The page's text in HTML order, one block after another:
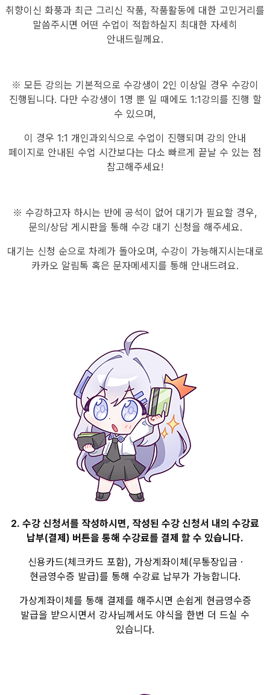
취향이신 화풍과 최근 그리신 작품, 작품활동에 대한 고민거리를
말씀주시면 어떤 수업이 적합하실지 최대한 자세히
안내드릴께요.
※ 모든 강의는 기본적으로 수강생이 2인 이상일 경우 수강이
진행됩니다. 다만 수강생이 1명 뿐 일 때에도 1:1강의를 진행 할
수 있으며,
이 경우 1:1 개인과외식으로 수업이 진행되며 강의 안내
페이지로 안내된 수업 시간보다는 다소 빠르게 끝날 수 있는 점
참고해주세요!
※ 수강하고자 하시는 반에 공석이 없어 대기가 필요할 경우,
문의/상담 게시판을 통해 수강 대기 신청을 해주세요.
대기는 신청 순으로 차례가 돌아오며, 수강이 가능해지시는대로
카카오 알림톡 혹은 문자메세지를 통해 안내드려요.
2. 수강 신청서를 작성하시면, 작성된 수강 신청서 내의 수강료
납부(결제) 버튼을 통해 수강료를 결제 할 수 있습니다.
신용카드(체크카드 포함), 가상계좌이체(무통장입금 ·
현금영수증 발급)를 통해 수강료 납부가 가능합니다.
가상계좌이체를 통해 결제를 해주시면 손쉽게 현금영수증
발급을 받으시면서 강사님께서도 야식을 한번 더 드실 수
있습니다.